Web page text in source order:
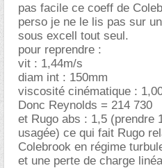
pas facile ce coeff de
perso je ne le lis pas sur
sous excell tout seul.
pour reprendre :
vit : 1,44m/s
diam int : 150mm
viscosité cinématique :
Donc Reynolds = 214 730
et Rugo abs : 1,5 (prendre
usagée) ce qui fait Rugo
Colebrook en régime
et une perte de charge